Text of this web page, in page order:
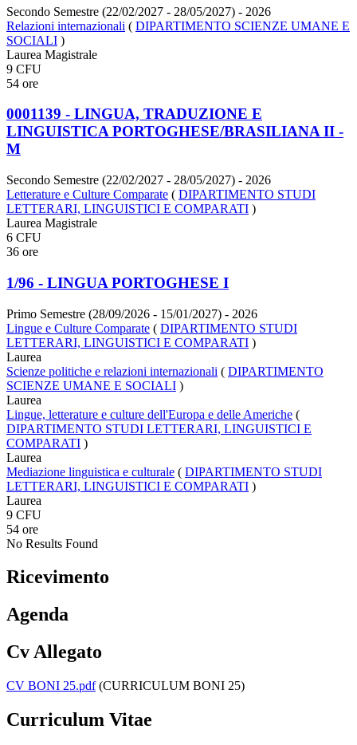
Secondo Semestre (22/02/2027 - 28/05/2027) - 2026
Relazioni internazionali ( DIPARTIMENTO SCIENZE UMANE E
SOCIALI )
Laurea Magistrale
9 CFU
54 ore
0001139 - LINGUA, TRADUZIONE E
LINGUISTICA PORTOGHESE/BRASILIANA II -
M
Secondo Semestre (22/02/2027 - 28/05/2027) - 2026
Letterature e Culture Comparate ( DIPARTIMENTO STUDI
LETTERARI, LINGUISTICI E COMPARATI )
Laurea Magistrale
6 CFU
36 ore
1/96 - LINGUA PORTOGHESE I
Primo Semestre (28/09/2026 - 15/01/2027) - 2026
Lingue e Culture Comparate ( DIPARTIMENTO STUDI
LETTERARI, LINGUISTICI E COMPARATI )
Laurea
Scienze politiche e relazioni internazionali ( DIPARTIMENTO
SCIENZE UMANE E SOCIALI )
Laurea
Lingue, letterature e culture dell'Europa e delle Americhe (
DIPARTIMENTO STUDI LETTERARI, LINGUISTICI E
COMPARATI )
Laurea
Mediazione linguistica e culturale ( DIPARTIMENTO STUDI
LETTERARI, LINGUISTICI E COMPARATI )
Laurea
9 CFU
54 ore
No Results Found
Ricevimento
Agenda
Cv Allegato
CV BONI 25.pdf(CURRICULUM BONI 25)
Curriculum Vitae